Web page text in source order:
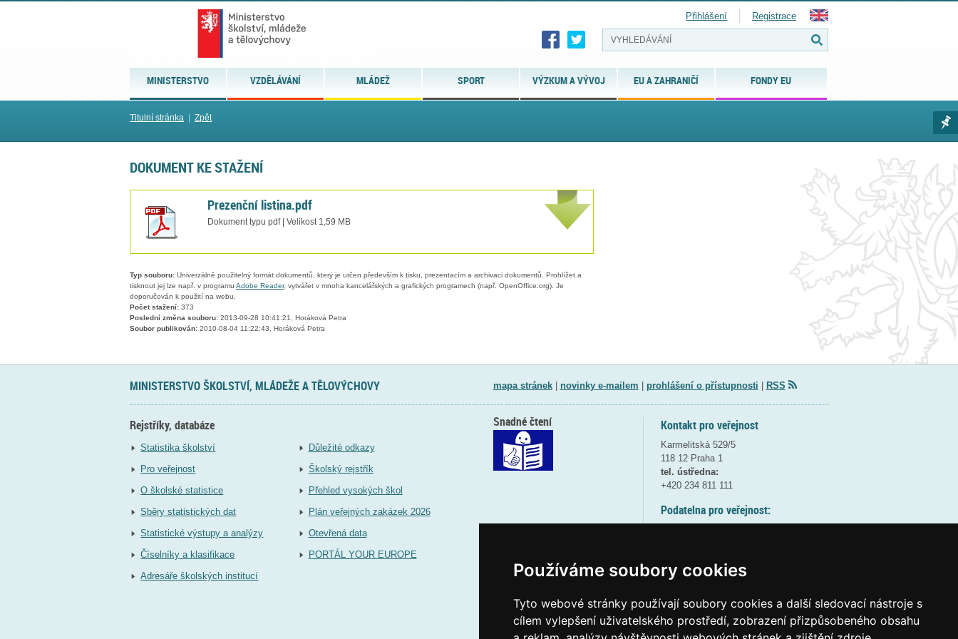
Používáme soubory cookies
Tyto webové stránky používají soubory cookies a další sledovací nástroje s
cílem vylepšení uživatelského prostředí, zobrazení přizpůsobeného obsahu
MINISTERSTVO VZDĚLÁVÁNÍ MLÁDEŽ SPORT VÝZKUM A VÝVOJ EU A ZAHRANIČÍ FONDY EU
Přihlášení Registrace
Titulní stránka Zpět
DOKUMENT KE STAŽENÍ
Prezenční listina.pdf
Dokument typu pdf | Velikost 1,59 MB
Typ souboru: Univerzálně použitelný formát dokumentů, který je určen především k tisku, prezentacím a archivaci dokumentů. Prohlížet a
tisknout jej lze např. v programu Adobe Reader, vytvářet v mnoha kancelářských a grafických programech (např. OpenOffice.org). Je
doporučován k použití na webu.
Počet stažení: 373
Poslední změna souboru: 2013-09-28 10:41:21, Horáková Petra
Soubor publikován: 2010-08-04 11:22:43, Horáková Petra
MINISTERSTVO ŠKOLSTVÍ, MLÁDEŽE A TĚLOVÝCHOVY mapa stránek| novinky e-mailem prohlášení o přístupnosti RSS
Rejstříky, databáze
Statistika školství
Pro veřejnost
O školské statistice
Sběry statistických dat
Statistické výstupy a analýzy
Číselníky a klasifikace
Adresáře školských institucí
Důležité odkazy
Školský rejstřík
Přehled vysokých škol
Plán veřejných zakázek 2026
Otevřená data
PORTÁL YOUR EUROPE
Kontakt pro veřejnost
Karmelitská 529/5
118 12 Praha 1
tel. ústředna:
+420 234 811 111
Podatelna pro veřejnost:
(více informací
Elektronická podatelna:
Snadné čtení